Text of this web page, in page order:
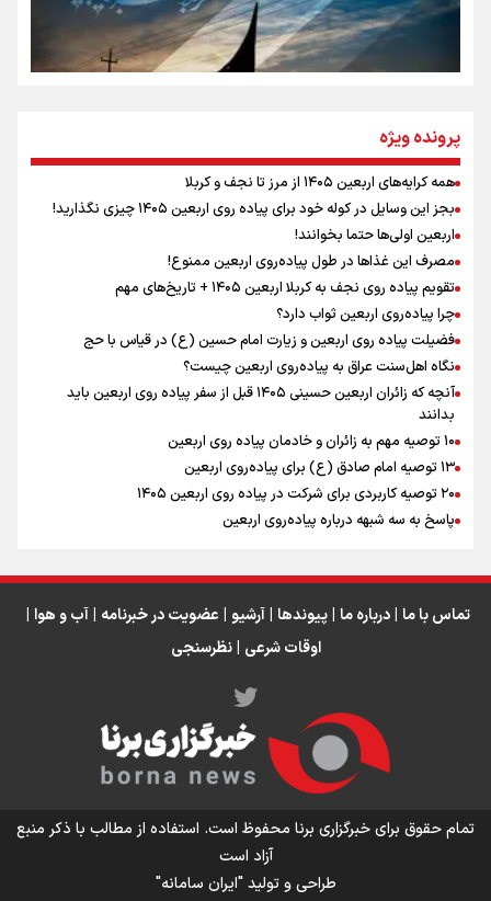
مومنِ مقتدرِ مظلوم
رابطه کارگر و کارفرما در اندیشه رهبر شهید: از تضاد به
زوجیت
اقتدار علمی و استقلال ملی؛ میراث رهبر شهید که با خون
ماندگار شد
اینفو برنا / توصیه‌هایی طلایی برای پیاده روی اربعین
اینفو برنا / جدول کامل فاصله مرز شلمچه تا شهرهای زیارتی
عراق
اینفو برنا/ میزان مالیات بر ارزش افزوده چقدر است؟
پرونده ویژه
همه کرایه‌های اربعین ۱۴۰۵ از مرز تا نجف و کربلا
بجز این وسایل در کوله خود برای پیاده روی اربعین ۱۴۰۵ چیزی نگذارید!
اربعین اولی‌ها حتما بخوانند!
مصرف این غذاها در طول پیاده‌روی اربعین ممنوع!
تقویم پیاده روی نجف به کربلا اربعین ۱۴۰۵ + تاریخ‌های مهم
چرا پیاده‌روی اربعین ثواب دارد؟
فضیلت پیاده روی اربعین و زیارت امام حسین (ع) در قیاس با حج
نگاه اهل‌سنت عراق به پیاده‌روی اربعین چیست؟
آنچه که زائران اربعین حسینی ۱۴۰۵ قبل از سفر پیاده روی اربعین باید
بدانند
۱۰ توصیه مهم به زائران و خادمان پیاده روی اربعین
۱۳ توصیه امام صادق (ع) برای پیاده‌روی اربعین
۲۰ توصیه کاربردی برای شرکت در پیاده روی اربعین ۱۴۰۵
پاسخ به سه‌ شبهه درباره پیاده‌روی اربعین
تماس با ما | درباره ما | پیوندها | آرشیو | عضویت در خبرنامه | آب و هوا |
اوقات شرعی | نظرسنجی
تمام حقوق برای خبرگزاری برنا محفوظ است. استفاده از مطالب با ذکر منبع
آزاد است
طراحی و تولید"ایران سامانه"